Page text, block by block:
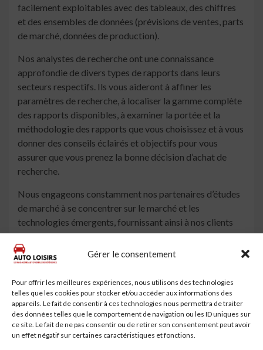
Gérer le consentement
Pour offrir les meilleures expériences, nous utilisons des technologies
telles que les cookies pour stocker et/ou accéder aux informations des
appareils. Le fait de consentir à ces technologies nous permettra de traiter
des données telles que le comportement de navigation ou les ID uniques sur
ce site. Le fait de ne pas consentir ou de retirer son consentement peut avoir
un effet négatif sur certaines caractéristiques et fonctions.
facilement exploitables avec des tableaux, des chiffres
et des ensembles de données (prévisions de ventes, parts
de marché, données de production).
Nos analystes de recherche ont une connaissance
approfondie de divers types de rapports dans leurs
secteurs respectifs. Ils vous aideront à affiner les
paramètres de recherche, à localiser la gamme complète
des rapports disponibles, à examiner la portée et la
méthodologie des rapports que vous choisissez et à vous
donner des conseils éclairés et objectifs pour vous
assurer que vous prenez la bonne décision d’achat de
recherche.
Nous engageons constamment nos partenaires d’études
de marché à se concentrer sur le marché et les
technologies émergents, fournissant ainsi à nos clients
des informations et des projections claires. Les derniers
rapports d’études de marché sur les industries, les
développements et les innovations ont toutes les
tendances des industries et des perspectives bien
connues.
Pour tous vos besoins de recherche, contactez-nous
au: